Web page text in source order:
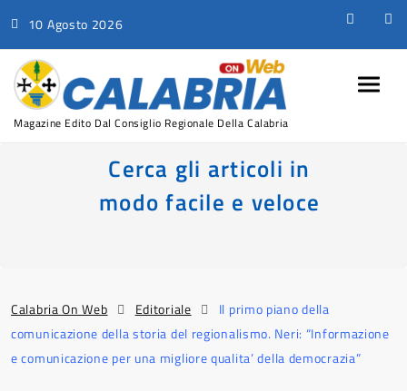
10 Agosto 2026
Magazine Edito Dal Consiglio Regionale Della Calabria
Cerca gli articoli in
modo facile e veloce
Calabria On Web Editoriale
Il primo piano della
comunicazione della storia del regionalismo. Neri: “Informazione
e comunicazione per una migliore qualita’ della democrazia”